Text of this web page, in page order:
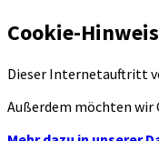
Cookie-Hinweis
Dieser Internetauftritt
Außerdem möchten wir